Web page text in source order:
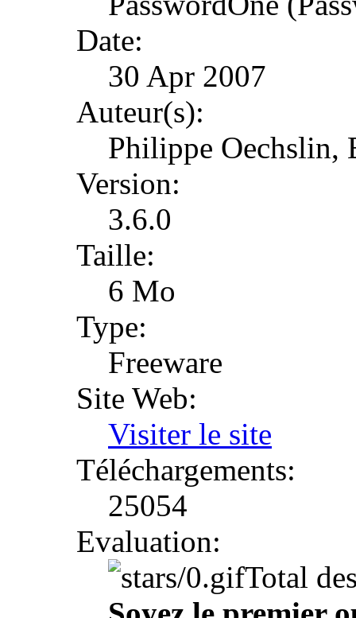
Date:
30 Apr 2007
Auteur(s):
Philippe Oechslin,
Version:
3.6.0
Taille:
6 Mo
Type:
Freeware
Site Web:
Visiter le site
Téléchargements:
25054
Evaluation:
Total